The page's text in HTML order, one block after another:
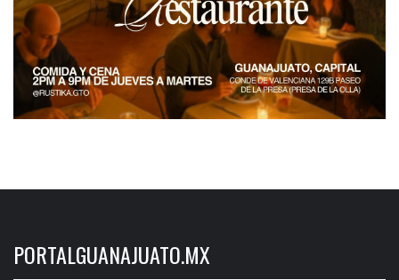
PORTALGUANAJUATO.MX